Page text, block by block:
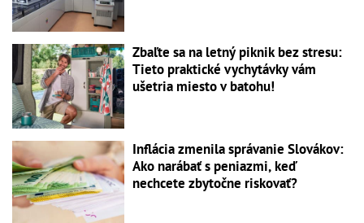
Zbaľte sa na letný piknik bez stresu:
Tieto praktické vychytávky vám
ušetria miesto v batohu!
Inflácia zmenila správanie Slovákov:
Ako narábať s peniazmi, keď
nechcete zbytočne riskovať?